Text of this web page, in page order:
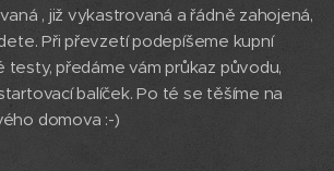
, již vykastrovaná a řádně zahojená,
Při převzetí podepíšeme kupní
testy, předáme vám průkaz původu,
balíček. Po té se těšíme na
domova :-)